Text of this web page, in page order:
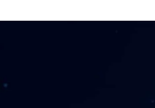
Laformation excel et
essentielles et
combinée permet
efficacité quotidienne,